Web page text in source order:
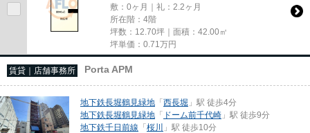
敷：0ヶ月｜礼：2.2ヶ月
所在階：4階
坪数：12.70坪｜面積：42.00㎡
坪単価： 0.71 万円
賃貸｜店舗事務所 Porta APM
地下鉄長堀鶴見緑地 「西長堀 」駅 徒歩4分
地下鉄長堀鶴見緑地 「 ドーム前千代崎 」駅 徒歩9分
地下鉄千日前線 「桜川
」駅 徒歩10分